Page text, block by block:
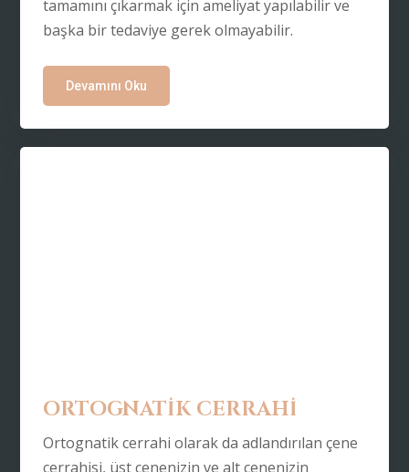
tamamını çıkarmak için ameliyat yapılabilir ve
başka bir tedaviye gerek olmayabilir.
Devamını Oku
ORTOGNATİK CERRAHİ
Ortognatik cerrahi olarak da adlandırılan çene
cerrahisi, üst çenenizin ve alt çenenizin